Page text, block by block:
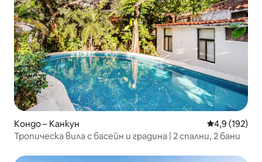
Кондо – Канкун Средна
4,9 (192)
Тропическа вила с басейн и градина | 2 спални, 2 бани